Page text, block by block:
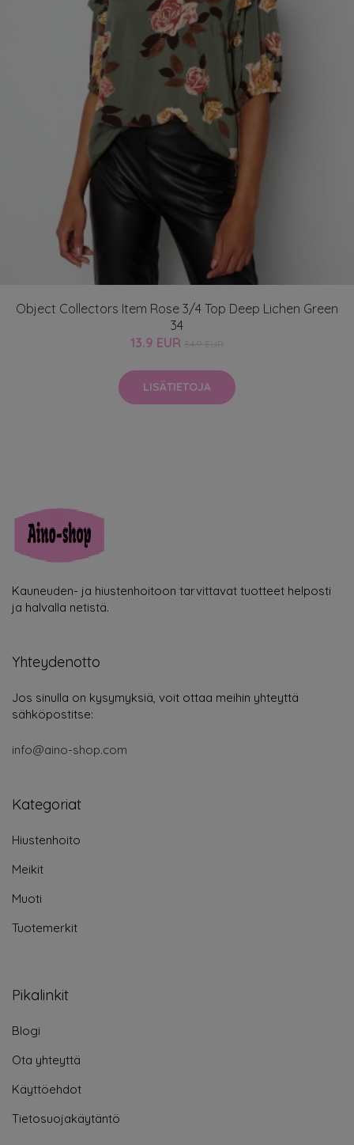
Object Collectors Item Rose 3/4 Top Deep Lichen Green
34
13.9 EUR
LISÄTIETOJA
Kauneuden- ja hiustenhoitoon tarvittavat tuotteet helposti
ja halvalla netistä.
Yhteydenotto
Jos sinulla on kysymyksiä, voit ottaa meihin yhteyttä
sähköpostitse:
info@aino-shop.com
Kategoriat
Hiustenhoito
Meikit
Muoti
Tuotemerkit
Pikalinkit
Blogi
Ota yhteyttä
Käyttöehdot
Tietosuojakäytäntö